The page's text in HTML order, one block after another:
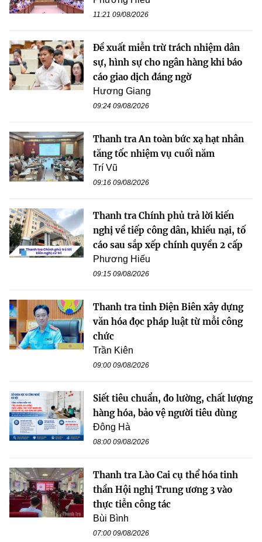
11:21 09/08/2026
Đề xuất miễn trừ trách nhiệm dân
sự, hình sự cho ngân hàng khi báo
cáo giao dịch đáng ngờ
Hương Giang
09:24 09/08/2026
Thanh tra An toàn bức xạ hạt nhân
tăng tốc nhiệm vụ cuối năm
Trí Vũ
09:16 09/08/2026
Thanh tra Chính phủ trả lời kiến
nghị về tiếp công dân, khiếu nại, tố
cáo sau sắp xếp chính quyền 2 cấp
Phương Hiếu
09:15 09/08/2026
Thanh tra tỉnh Điện Biên xây dựng
văn hóa đọc pháp luật từ mỗi công
chức
Trần Kiên
09:00 09/08/2026
Siết tiêu chuẩn, đo lường, chất lượng
hàng hóa, bảo vệ người tiêu dùng
Đông Hà
08:00 09/08/2026
Thanh tra Lào Cai cụ thể hóa tinh
thần Hội nghị Trung ương 3 vào
thực tiễn công tác
Bùi Bình
07:00 09/08/2026